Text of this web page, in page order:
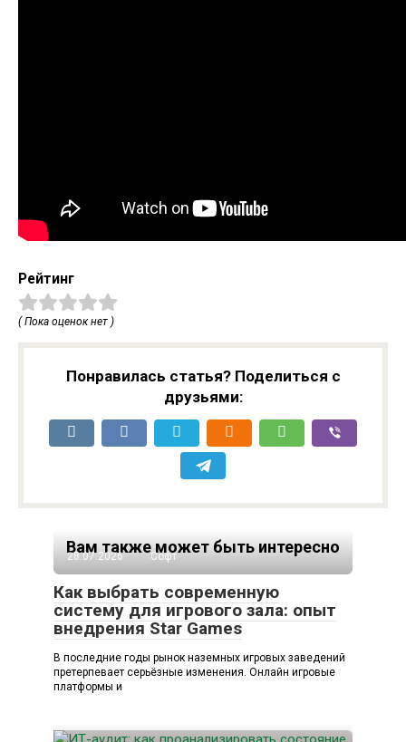
Рейтинг
( Пока оценок нет )
Понравилась статья? Поделиться с
друзьями:
Вам также может быть интересно
28.07.2026 Софт
Как выбрать современную
систему для игрового зала: опыт
внедрения Star Games
В последние годы рынок наземных игровых заведений
претерпевает серьёзные изменения. Онлайн игровые
платформы и